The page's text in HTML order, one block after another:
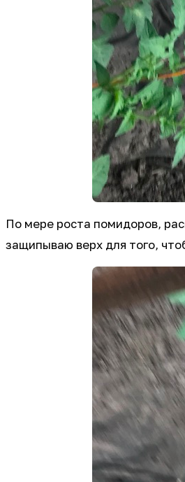
По мере роста помидоров,
защипываю верх для того,